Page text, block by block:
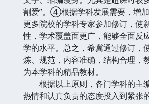
割爱”。④根据学科发展需要，增
更多院校的学科专家参加修订，使
性，学术覆盖面更广，能够全面反
学的水平。总之，希冀通过修订，
炼、规范，内容准确，结构合理，
为本学科的精品教材。
根据以上原则，各门学科的主
热情和认真负责的态度投入到紧张